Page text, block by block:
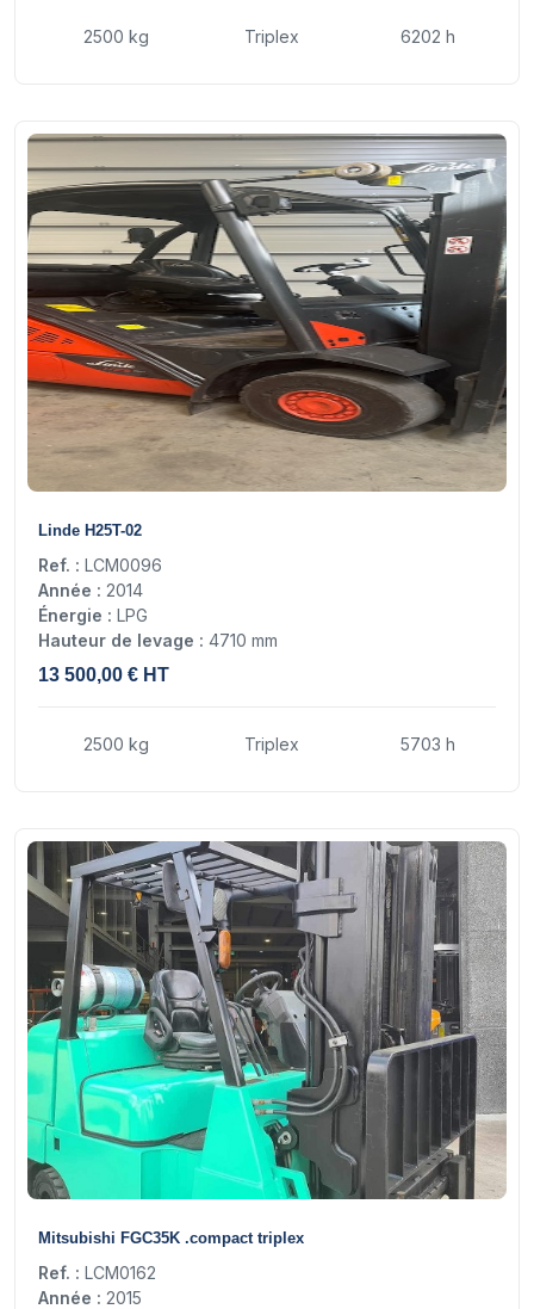
2500 kg Triplex 6202 h
Linde H25T-02
Ref. : LCM0096
Année : 2014
Énergie : LPG
Hauteur de levage : 4710 mm
13 500,00 € HT
2500 kg Triplex 5703 h
Mitsubishi FGC35K .compact triplex
Ref. : LCM0162
Année : 2015